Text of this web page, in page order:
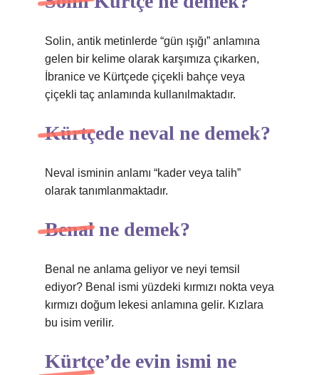
Solin, antik metinlerde “gün ışığı” anlamına
gelen bir kelime olarak karşımıza çıkarken,
İbranice ve Kürtçede çiçekli bahçe veya
çiçekli taç anlamında kullanılmaktadır.
Kürtçede neval ne demek?
Neval isminin anlamı “kader veya talih”
olarak tanımlanmaktadır.
Benal ne demek?
Benal ne anlama geliyor ve neyi temsil
ediyor? Benal ismi yüzdeki kırmızı nokta veya
kırmızı doğum lekesi anlamına gelir. Kızlara
bu isim verilir.
Kürtçe’de evin ismi ne